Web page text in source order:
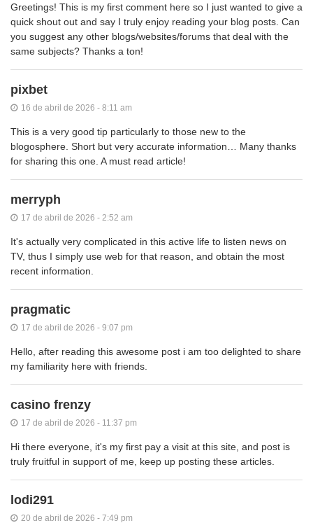
Greetings! This is my first comment here so I just wanted to give a
quick shout out and say I truly enjoy reading your blog posts. Can
you suggest any other blogs/websites/forums that deal with the
same subjects? Thanks a ton!
pixbet
16 de abril de 2026 - 8:11 am
This is a very good tip particularly to those new to the
blogosphere. Short but very accurate information… Many thanks
for sharing this one. A must read article!
merryph
17 de abril de 2026 - 2:52 am
It's actually very complicated in this active life to listen news on
TV, thus I simply use web for that reason, and obtain the most
recent information.
pragmatic
17 de abril de 2026 - 9:07 pm
Hello, after reading this awesome post i am too delighted to share
my familiarity here with friends.
casino frenzy
17 de abril de 2026 - 11:37 pm
Hi there everyone, it's my first pay a visit at this site, and post is
truly fruitful in support of me, keep up posting these articles.
lodi291
20 de abril de 2026 - 7:49 pm